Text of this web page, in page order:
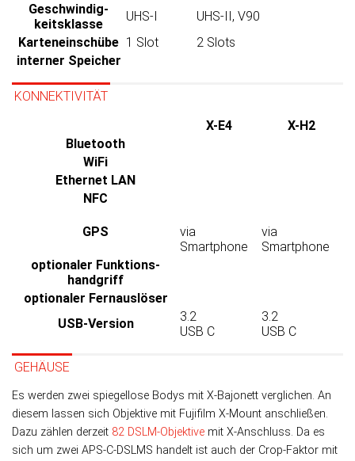
Geschwindig­
keits­klasse
UHS-I
UHS-II, V90
Karten­einschübe 1 Slot
2 Slots
interner Speicher
KONNEKTIVITÄT
X-E4
X-H2
Bluetooth
WiFi
Ethernet LAN
NFC
GPS
via
Smartphone
via
Smartphone
optionaler Funktions­
handgriff
optionaler Fernauslöser
USB-Version
3.2
USB C
3.2
USB C
GEHÄUSE
Es werden zwei spiegellose Bodys mit X-Bajo­nett ver­glichen. An
die­sem las­sen sich Ob­jek­tive mit Fujifilm X-Mount an­schließen.
Da­zu zäh­len der­zeit 82 DSLM-Objek­tive mit X-Anschluss. Da es
sich um zwei APS-C-DSLMS han­delt ist auch der Crop-Faktor mit